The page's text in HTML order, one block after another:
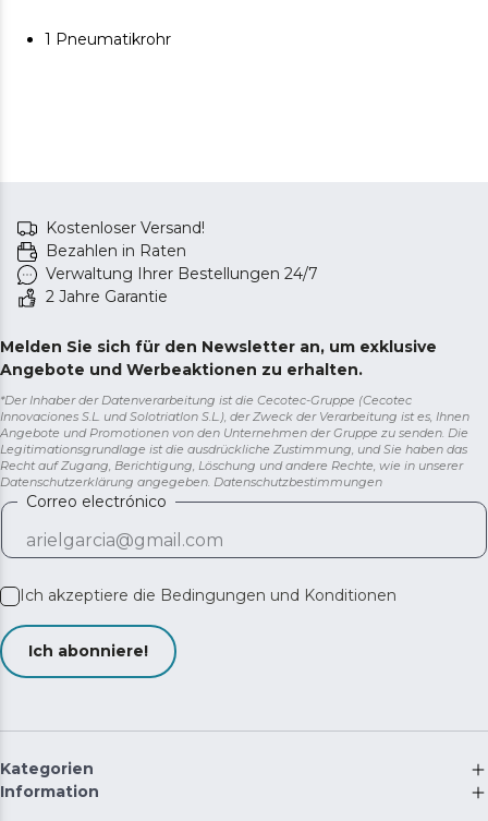
1 Pneumatikrohr
Kostenloser Versand!
Bezahlen in Raten
Verwaltung Ihrer Bestellungen 24/7
2 Jahre Garantie
Melden Sie sich für den Newsletter an, um exklusive
Angebote und Werbeaktionen zu erhalten.
*Der Inhaber der Datenverarbeitung ist die Cecotec-Gruppe (Cecotec
Innovaciones S.L. und Solotriatlon S.L.), der Zweck der Verarbeitung ist es, Ihnen
Angebote und Promotionen von den Unternehmen der Gruppe zu senden. Die
Legitimationsgrundlage ist die ausdrückliche Zustimmung, und Sie haben das
Recht auf Zugang, Berichtigung, Löschung und andere Rechte, wie in unserer
Datenschutzerklärung angegeben. Datenschutzbestimmungen
Correo electrónico
Ich akzeptiere die Bedingungen und Konditionen
Ich abonniere!
Kategorien
Information